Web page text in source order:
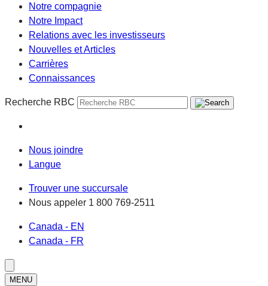
Notre compagnie
Notre Impact
Relations avec les investisseurs
Nouvelles et Articles
Carrières
Connaissances
Recherche RBC
Nous joindre
Langue
Trouver une succursale
Nous appeler 1 800 769-2511
Canada - EN
Canada - FR
MENU